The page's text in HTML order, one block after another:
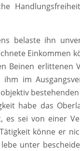
belaste ihn
Einkommen
Beinen erlittenen
im
habe das
es sei von einer
könne er
unter